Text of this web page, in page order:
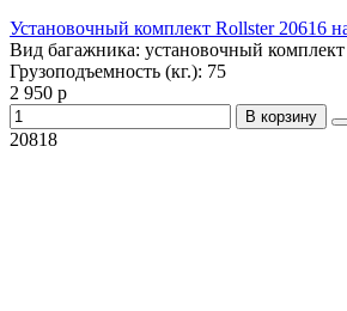
Установочный комплект Rollster 20616
Вид багажника: установочный комплект
Грузоподъемность (кг.): 75
2 950 р
В корзину
20818